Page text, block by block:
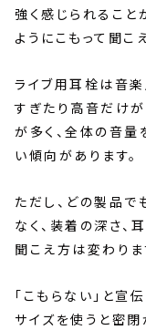
強く感じられるこ
ようにこもって聞こ
ライブ用耳栓は音楽
すぎたり高音だけ
が多く、全体の音量
い傾向があります。
ただし、どの製品
なく、装着の深さ、
聞こえ方は変わりま
「こもらない」と宣
サイズを使うと密